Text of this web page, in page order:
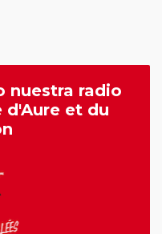
nuestra radio
d'Aure et du